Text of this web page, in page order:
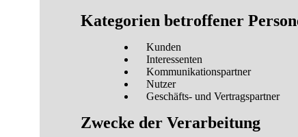
Kategorien betroffener
Kunden
Interessenten
Kommunikationspartner
Nutzer
Geschäfts- und Vertragspartner
Zwecke der Verarbeitung